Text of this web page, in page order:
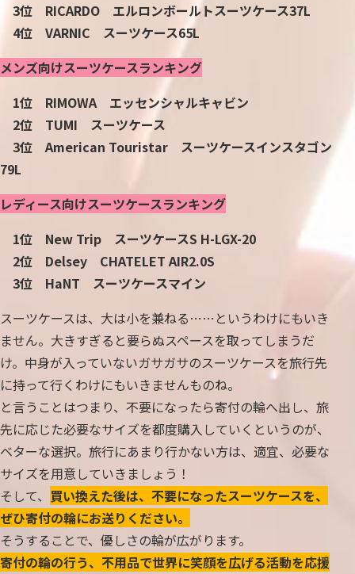
3位 RICARDO エルロンボールトスーツケース37L
4位 VARNIC スーツケース65L
メンズ向けスーツケースランキング
1位 RIMOWA エッセンシャルキャビン
2位 TUMI スーツケース
3位 American Touristar スーツケースインスタゴン
79L
レディース向けスーツケースランキング
1位 New Trip スーツケースS H-LGX-20
2位 Delsey CHATELET AIR2.0S
3位 HaNT スーツケースマイン
スーツケースは、大は小を兼ねる……というわけにもいき
ません。大きすぎると要らぬスペースを取ってしまうだ
け。中身が入っていないガサガサのスーツケースを旅行先
に持って行くわけにもいきませんものね。
と言うことはつまり、不要になったら寄付の輪へ出し、旅
先に応じた必要なサイズを都度購入していくというのが、
ベターな選択。旅行にあまり行かない方は、適宜、必要な
サイズを用意していきましょう！
そして、 買い換えた後は、不要になったスーツケースを、
ぜひ寄付の輪にお送りください。
そうすることで、優しさの輪が広がります。
寄付の輪の行う、不用品で世界に笑顔を広げる活動を応援